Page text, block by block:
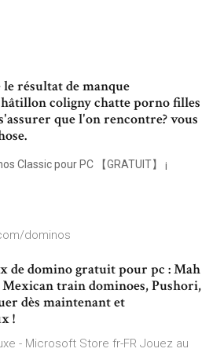
résultat de manque
coligny chatte porno filles
que l'on rencontre? vous
Classic pour PC 【GRATUIT】 ¡
dominos
de domino gratuit pour pc : Mah
train dominoes, Pushori,
dès maintenant et
!
- Microsoft Store fr-FR Jouez au